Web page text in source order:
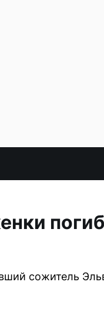
сожитель